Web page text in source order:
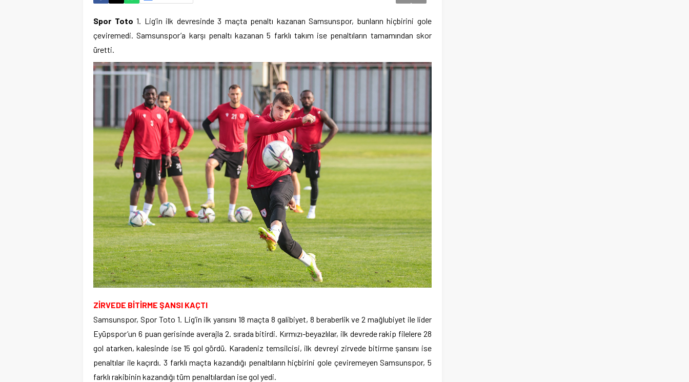
Spor Toto 1. Lig’in ilk devresinde 3 maçta penaltı kazanan Samsunspor, bunların hiçbirini gole
çeviremedi. Samsunspor’a karşı penaltı kazanan 5 farklı takım ise penaltıların tamamından skor
üretti.
ZİRVEDE BİTİRME ŞANSI KAÇTI
Samsunspor, Spor Toto 1. Lig’in ilk yarısını 18 maçta 8 galibiyet, 8 beraberlik ve 2 mağlubiyet ile lider
Eyüpspor’un 6 puan gerisinde averajla 2. sırada bitirdi. Kırmızı-beyazlılar, ilk devrede rakip filelere 28
gol atarken, kalesinde ise 15 gol gördü. Karadeniz temsilcisi, ilk devreyi zirvede bitirme şansını ise
penaltılar ile kaçırdı. 3 farklı maçta kazandığı penaltıların hiçbirini gole çeviremeyen Samsunspor, 5
farklı rakibinin kazandığı tüm penaltılardan ise gol yedi.